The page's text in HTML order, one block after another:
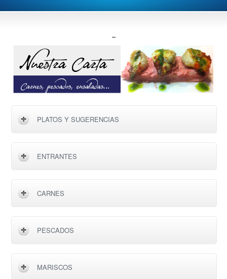
–
PLATOS Y SUGERENCIAS
ENTRANTES
CARNES
PESCADOS
MARISCOS